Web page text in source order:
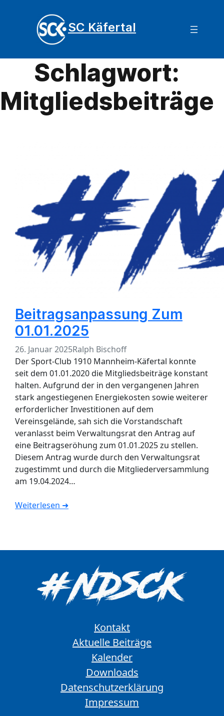
SC Käfertal
Schlagwort:
Mitgliedsbeiträge
Beitragsanpassung Zum
01.01.2025
26. Januar 2025Ralph Bischoff
Der Sport-Club 1910 Mannheim-Käfertal konnte
seit dem 01.01.2020 die Mitgliedsbeiträge konstant
halten. Aufgrund der in den vergangenen Jahren
stark angestiegenen Energiekosten sowie weiterer
erforderlicher Investitionen auf dem
Vereinsgelände, sah sich die Vorstandschaft
veranlasst beim Verwaltungsrat den Antrag auf
eine Beitragseröhung zum 01.01.2025 zu stellen.
Diesem Antrag wurde durch den Verwaltungsrat
zugestimmt und durch die Mitgliederversammlung
am 19.04.2024…
Weiterlesen ➜
Kontakt
Aktuelle Beiträge
Kalender
Downloads
Datenschutzerklärung
Impressum